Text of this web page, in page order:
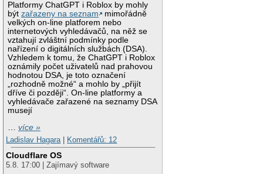
Platformy ChatGPT i Roblox by mohly
býtzařazeny na seznam
mimořádně
velkých on-line platforem nebo
internetových vyhledávačů, na něž se
vztahují zvláštní podmínky podle
nařízení o digitálních službách (DSA).
Vzhledem k tomu, že ChatGPT i Roblox
oznámily počet uživatelů nad prahovou
hodnotou DSA, je toto označení
„rozhodně možné“ a mohlo by „přijít
dříve či později“. On-line platformy a
vyhledávače zařazené na seznamy DSA
musejí
…více »
Ladislav Hagara| Komentářů: 12
Cloudflare OS
5.8. 17:00 | Zajímavý software